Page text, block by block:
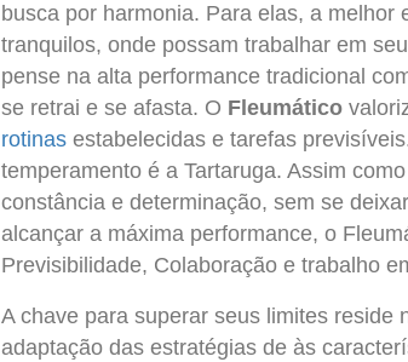
busca por harmonia. Para elas, a
tranquilos, onde possam trabalhar em
pense na alta performance tradicional
se retrai e se afasta. O Fleumático
rotinas estabelecidas e tarefas
temperamento é a Tartaruga. Assim
constância e determinação, sem se
alcançar a máxima performance, o
Previsibilidade, Colaboração e trabalho
A chave para superar seus limites reside
adaptação das estratégias de às